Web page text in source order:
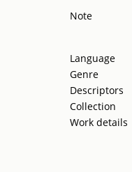
Note
Language
Genre
Descriptors
Collection
Work details